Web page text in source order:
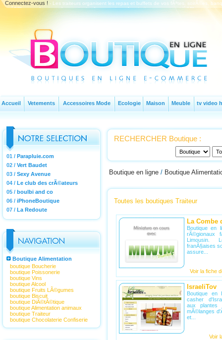
Connectez-vous ! - Les traiteurs organisent les repas et buffets de vos fÃªtes, soirÃ©es,
quâ€™aux professionnels pour toutes les occasions. Les traiteurs proposent
Accueil Vetements Accessoires Mode Ecologie Maison Meuble tv video
01 / Parapluie.com
02 / Vert Baudet
03 / Sexy Avenue
04 / Le club des crÃ©ateurs
05 / boulbi and co
06 / iPhoneBoutique
07 / La Redoute
Boutique Alimentation
boutique Boucherie
boutique Poissonerie
boutique Vins
boutique Alcool
boutique Fruits LÃ©gumes
boutique Biscuit
boutique DiÃ©tÃ©tique
boutique Alimentation animaux
boutique Traiteur
boutique Chocolaterie Confiserie
RECHERCHER Boutique :
Boutique en ligne / Boutique
Toutes les boutiques Traiteur
La Combe
Boutique en
rÃ©gionaux
Limousin.
franÃ§aises
assure...
Voir la fiche
IsraeliTov
Boutique en
casher
aux plantes
mÃ©langes
et...
Voir